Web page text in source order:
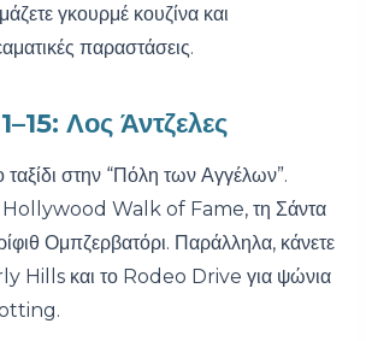
γκουρμέ κουζίνα και
παραστάσεις.
Λος Άντζελες
στην “Πόλη των Αγγέλων”.
Hollywood Walk of Fame, τη Σάντα
Ομπζερβατόρι. Παράλληλα, κάνετε
Hills και το Rodeo Drive για ψώνια